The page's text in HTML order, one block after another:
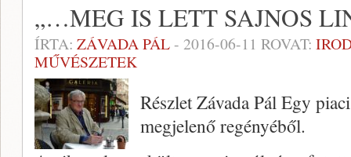
„…MEG IS LETT SAJNOS
ÍRTA: ZÁVADA PÁL- 2016-06-11 ROVAT:
MŰVÉSZETEK
Részlet Závada Pál Egy
megjelenő regényéből.